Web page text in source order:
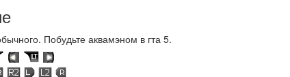
Побудьте аквамэном в гта 5.